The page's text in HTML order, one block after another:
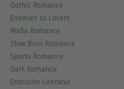
Gothic Romance
Enemies to Lovers
Mafia Romance
Slow Burn Romance
Sports Romance
Dark Romance
Erotische Literatur